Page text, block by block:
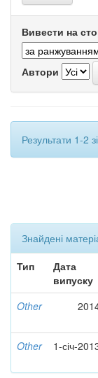
Вивести на
Автори
Результати 1-2
Знайдені
Тип
Дата
випуску
Other
Other 1-січ-